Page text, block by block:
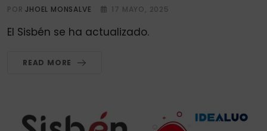
PORJHOEL MONSALVE 17 MAYO, 2025
El Sisbén se ha actualizado.
READ MORE